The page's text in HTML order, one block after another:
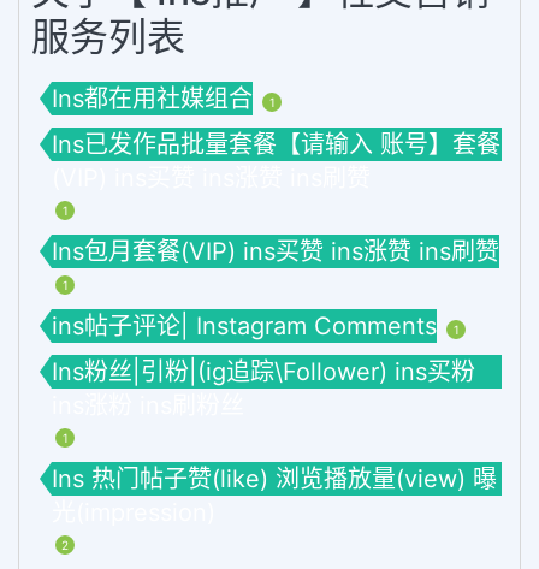
服务列表
Ins都在用社媒组合 1
Ins已发作品批量套餐【请输入 账号】套餐
1
Ins包月套餐(VIP) ins买赞 ins涨赞 ins刷赞
1
ins帖子评论| Instagram Comments 1
Ins粉丝|引粉|(ig追踪\Follower) ins买粉
1
Ins 热门帖子赞(like) 浏览播放量(view) 曝
2